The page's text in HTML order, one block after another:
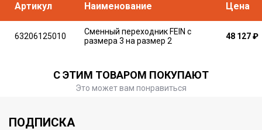
Артикул Наименование Цена
63206125010
Сменный переходник FEIN с
размера 3 на размер 2
48 127₽
С ЭТИМ ТОВАРОМ ПОКУПАЮТ
Это может вам понравиться
ПОДПИСКА